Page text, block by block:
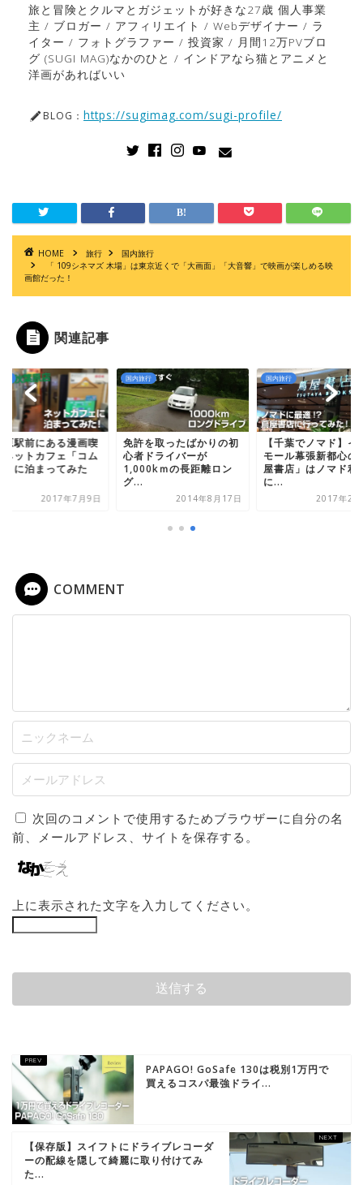
旅と冒険とクルマとガジェットが好きな27歳 個人事業
主 / ブロガー / アフィリエイト / Webデザイナー / ラ
イター / フォトグラファー / 投資家 / 月間12万PVブロ
グ (SUGI MAG)なかのひと / インドアなら猫とアニメと
洋画があればいい
BLOG： https://sugimag.com/sugi-profile/
HOME 旅行
国内旅行
「 109シネマズ 木場」は東京近くで「大画面」「大音響」で映画が楽しめる映
画館だった！
関連記事
原駅前にある漫画喫
ネットカフェ「コム
」に泊まってみた
2017年7月9日
国内旅行
免許を取ったばかりの初
心者ドライバーが
1,000kｍの長距離ロン
グ...
2014年8月17日
国内旅行
【千葉でノマド】イ
モール幕張新都心の
屋書店」はノマド利
に...
2017年2
COMMENT
次回のコメントで使用するためブラウザーに自分の名
前、メールアドレス、サイトを保存する。
上に表示された文字を入力してください。
PAPAGO! GoSafe 130は税別1万円で
買えるコスパ最強ドライ...
【保存版】スイフトにドライブレコーダ
ーの配線を隠して綺麗に取り付けてみ
た...